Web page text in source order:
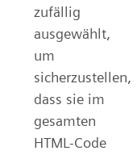
zufällig
ausgewählt,
um
sicherzustellen,
dass sie im
gesamten
HTML-Code